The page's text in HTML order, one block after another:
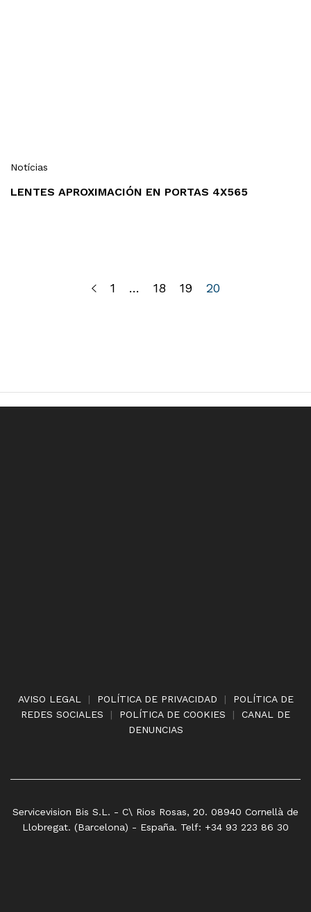
Notícias
LENTES APROXIMACIÓN EN PORTAS 4X565
1 … 18 19 20
AVISO LEGAL| POLÍTICA DE PRIVACIDAD | POLÍTICA DE
REDES SOCIALES | POLÍTICA DE COOKIES | CANAL DE
DENUNCIAS
Servicevision Bis S.L. - C\ Rios Rosas, 20. 08940 Cornellà de
Llobregat. (Barcelona) - España. Telf: +34 93 223 86 30